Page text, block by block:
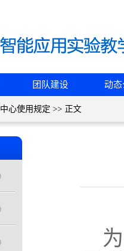
团队建设 动态
中心使用规定 >> 正文